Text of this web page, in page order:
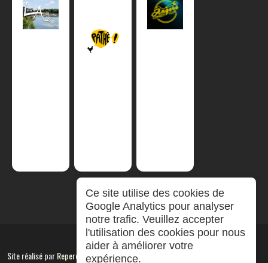
Site réalisé parRepereCom
Ce site utilise des cookies de
Google Analytics pour analyser
notre trafic. Veuillez accepter
l'utilisation des cookies pour nous
aider à améliorer votre
expérience.